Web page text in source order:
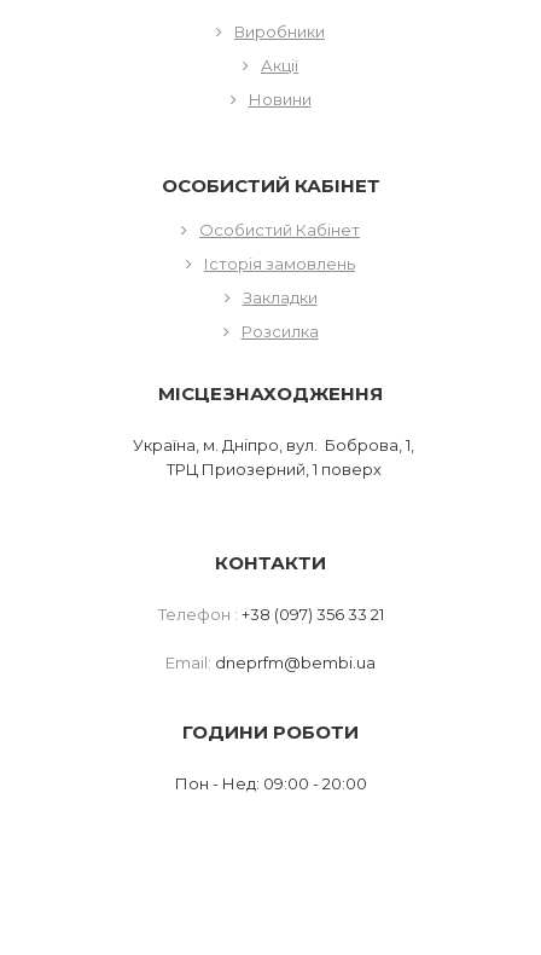
Виробники
Акції
Новини
ОСОБИСТИЙ КАБІНЕТ
Особистий Кабінет
Історія замовлень
Закладки
Розсилка
МІСЦЕЗНАХОДЖЕННЯ
Україна, м. Дніпро, вул. Боброва, 1,
ТРЦ Приозерний, 1 поверх
КОНТАКТИ
Телефон : +38 (097) 356 33 21
Email: dneprfm@bembi.ua
ГОДИНИ РОБОТИ
Пон - Нед: 09:00 - 20:00